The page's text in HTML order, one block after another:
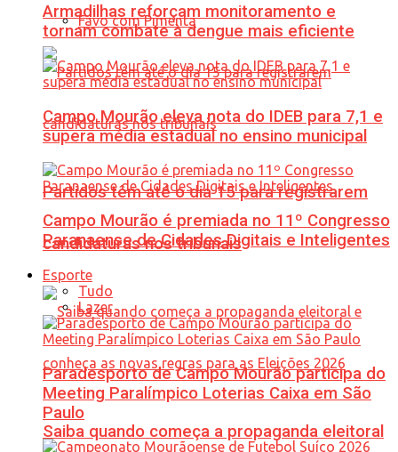
Favo com Pimenta
Partidos têm até o dia 15 para registrarem
candidaturas nos tribunais
Saiba quando começa a propaganda eleitoral
Armadilhas reforçam monitoramento e
tornam combate à dengue mais eficiente
Campo Mourão eleva nota do IDEB para 7,1 e
supera média estadual no ensino municipal
Campo Mourão é premiada no 11º Congresso
Paranaense de Cidades Digitais e Inteligentes
Esporte
Tudo
Lazer
Paradesporto de Campo Mourão participa do
Meeting Paralímpico Loterias Caixa em São
Paulo